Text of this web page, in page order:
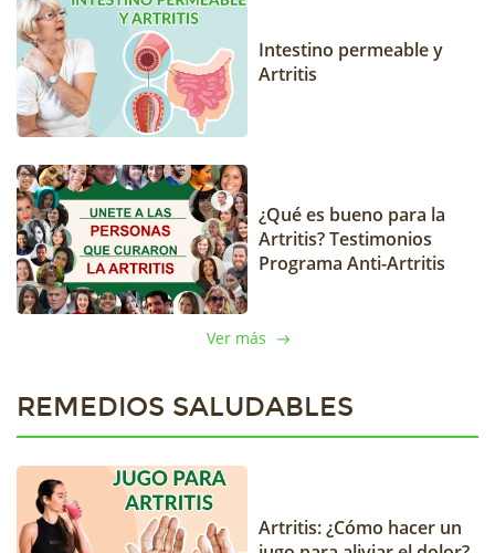
Intestino permeable y
Artritis
¿Qué es bueno para la
Artritis? Testimonios
Programa Anti-Artritis
Ver más
REMEDIOS SALUDABLES
Artritis: ¿Cómo hacer un